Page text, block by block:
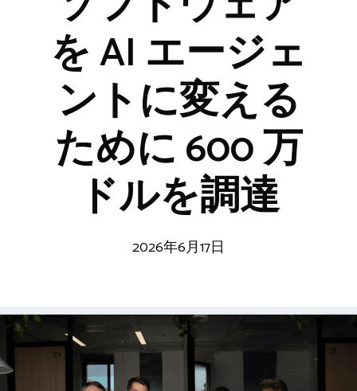
を AI エージェ
ントに変える
ために 600 万
ドルを調達
2026年6月17日